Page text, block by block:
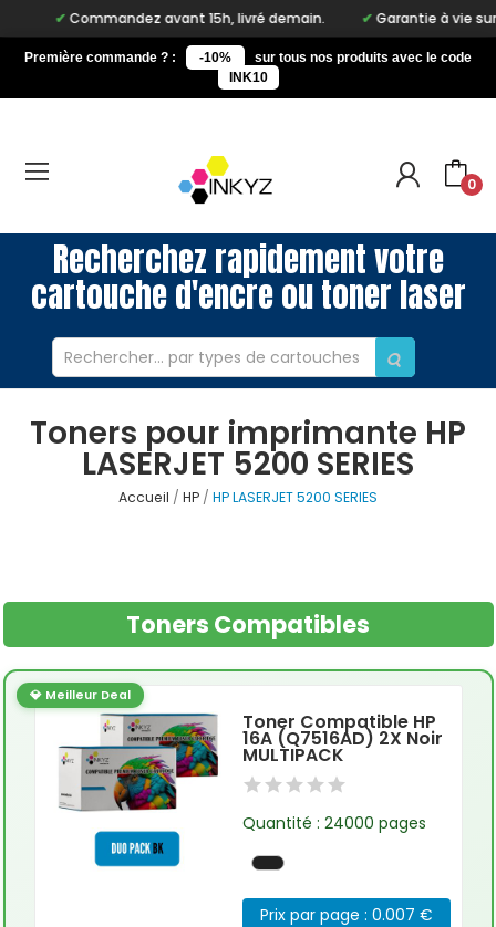
Commandez avant 15h, livré demain. Garantie à vie sur
Première commande ? : -10%
sur tous nos produits avec le code
INK10
0
Recherchez rapidement votre
cartouche d'encre ou toner laser
Toners pour imprimante HP
LASERJET 5200 SERIES
Accueil HP HP LASERJET 5200 SERIES
Toners Compatibles
💎 Meilleur Deal
Toner Compatible HP
16A (Q7516AD) 2X Noir
MULTIPACK
Quantité : 24000 pages
Prix par page : 0.007 €